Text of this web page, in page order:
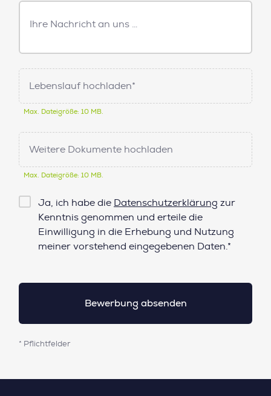
Freitext
Nachricht
Lebenslauf hochladen*
Max. Dateigröße: 10 MB.
Weitere Dokumente hochladen
Max. Dateigröße: 10 MB.
Checkbox
Datenschutz*
Ja, ich habe die Datenschutzerklärung zur
Kenntnis genommen und erteile die
Einwilligung in die Erhebung und Nutzung
meiner vorstehend eingegebenen Daten.*
* Pflichtfelder